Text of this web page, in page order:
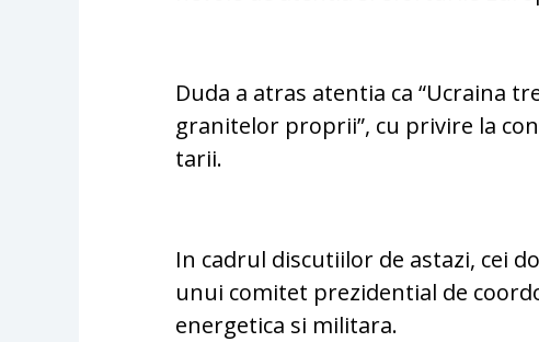
Duda a atras atentia ca “Ucraina
granitelor proprii”, cu privire la
tarii.
In cadrul discutiilor de astazi, cei
unui comitet prezidential de
energetica si militara.